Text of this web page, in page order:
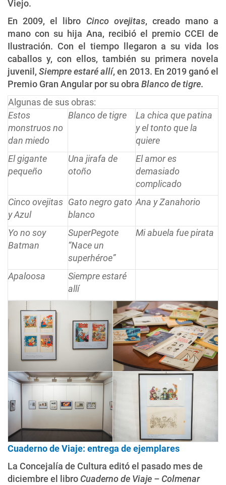
Viejo.
En 2009, el libro Cinco ovejitas, creado mano a
mano con su hija Ana, recibió el premio CCEI de
Ilustración. Con el tiempo llegaron a su vida los
caballos y, con ellos, también su primera novela
juvenil,Siempre estaré allí, en 2013. En 2019 ganó el
Premio Gran Angular por su obra Blanco de tigre.
Algunas de sus obras:
Estos
monstruos no
dan miedo
Blanco de tigre
La chica que patina
y el tonto que la
quiere
El gigante
pequeño
Una jirafa de
otoño
El amor es
demasiado
complicado
Cinco ovejitas
y Azul
Gato negro gato
blanco
Ana y Zanahorio
Yo no soy
Batman
SuperPegote
“Nace un
superhéroe”
Mi abuela fue pirata
Apaloosa
Siempre estaré
allí
Cuaderno de Viaje: entrega de ejemplares
La Concejalía de Cultura editó el pasado mes de
diciembre el libro Cuaderno de Viaje – Colmenar